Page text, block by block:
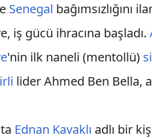
Senegal bağımsızlığını
iş gücü ihracına başladı.
'nin ilk naneli (mentollü)
lider Ahmed Ben Bella,
Ednan Kavaklı adlı bir